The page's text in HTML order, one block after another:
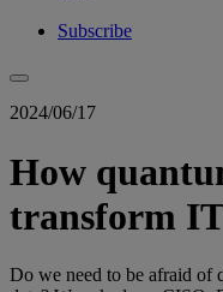
Subscribe
2024/06/17
How
transform
Do we need to be afraid of